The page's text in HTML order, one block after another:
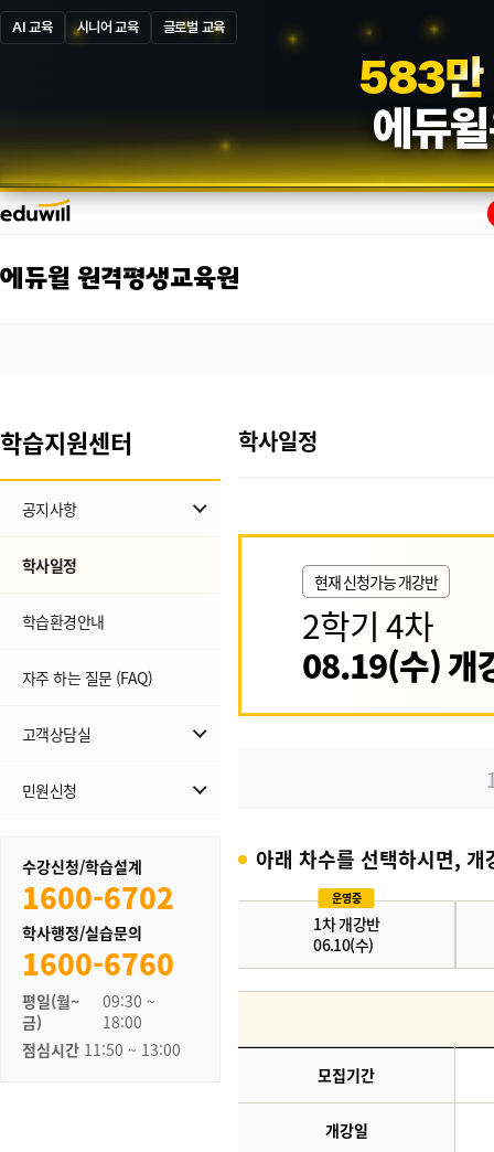
AI 교육 시니어 교육 글로벌 교육
587만
에듀윌
에듀윌 원격평생교육원
학습지원센터
공지사항
교육원 공지
학사일정
학습환경안내
자주 하는 질문 (FAQ)
고객상담실
무료학습설계
민원신청
내역조회
수강신청/학습설계
1600-6702
학사행정/실습문의
1600-6760
평일(월~
금)
09:30 ~
18:00
점심시간 11:50 ~ 13:00
학사일정
현재 신청가능 개강반
2학기 4차
08.19(수) 개
아래 차수를 선택하시면,
운영중
1차 개강반
06.10(수)
모집기간
개강일